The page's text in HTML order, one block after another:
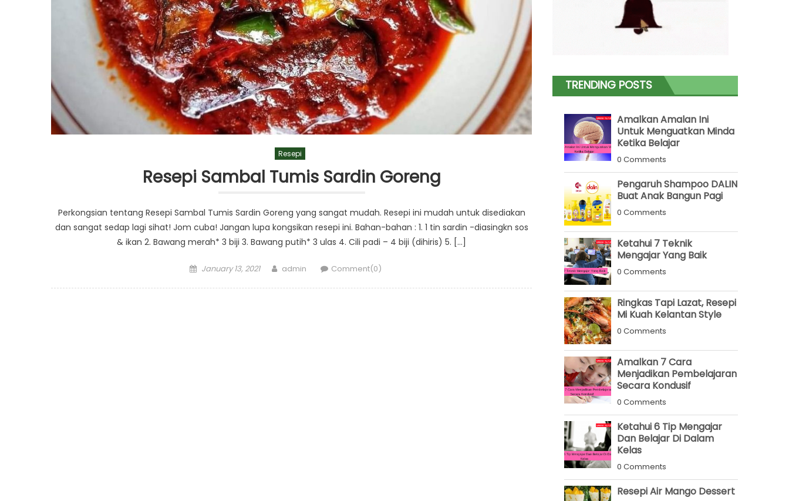
Resepi
Resepi Sambal Tumis Sardin Goreng
Perkongsian tentang Resepi Sambal Tumis Sardin Goreng yang sangat mudah. Resepi ini mudah untuk disediakan
dan sangat sedap lagi sihat! Jom cuba! Jangan lupa kongsikan resepi ini. Bahan-bahan : 1. 1 tin sardin -diasingkn sos
& ikan 2. Bawang merah* 3 biji 3. Bawang putih* 3 ulas 4. Cili padi – 4 biji (dihiris) 5. […]
Posted
January 13, 2021 Author
admin Comment(0)
TRENDING POSTS
Amalkan Amalan Ini
Untuk Menguatkan Minda
Ketika Belajar
0 Comments
Pengaruh Shampoo DALIN
Buat Anak Bangun Pagi
0 Comments
Ketahui 7 Teknik
Mengajar Yang Baik
0 Comments
Ringkas Tapi Lazat, Resepi
Mi Kuah Kelantan Style
0 Comments
Amalkan 7 Cara
Menjadikan Pembelajaran
Secara Kondusif
0 Comments
Ketahui 6 Tip Mengajar
Dan Belajar Di Dalam
Kelas
0 Comments
Resepi Air Mango Dessert